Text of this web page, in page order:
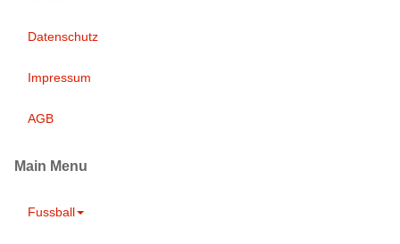
Datenschutz
Impressum
AGB
Main Menu
Fussball